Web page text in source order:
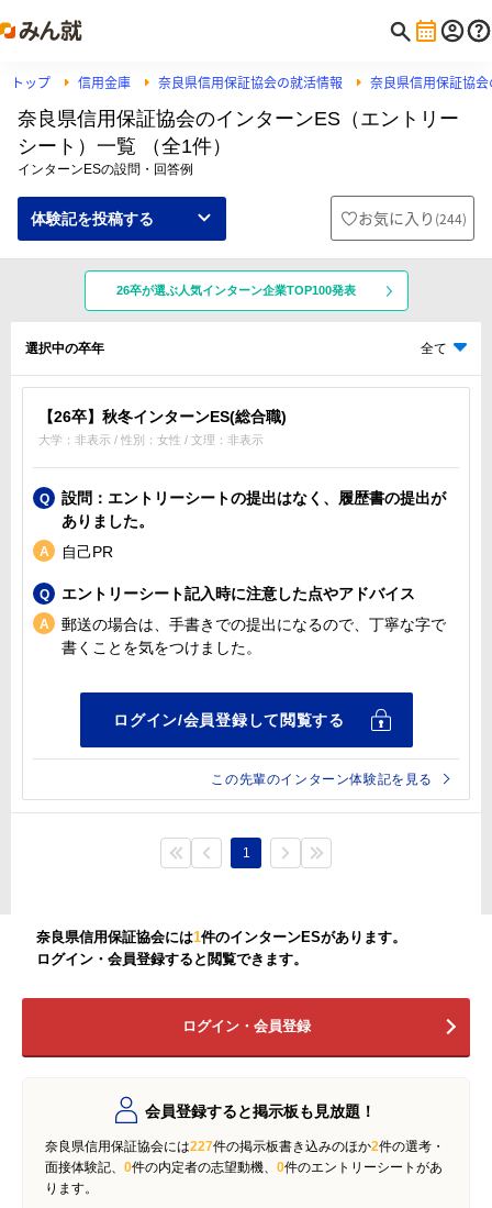
トップ 信用金庫 奈良県信用保証協会の就活情報 奈良県信用保証協
奈良県信用保証協会のインターンES（エントリー
シート）一覧 （全1件）
インターンESの設問・回答例
体験記を投稿する お気に入り (244)
26卒が選ぶ人気インターン企業TOP100発表
選択中の卒年 全て
【26卒】秋冬インターンES(総合職)
大学：非表示 / 性別：女性 / 文理：非表示
設問：エントリーシートの提出はなく、履歴書の提出が
ありました。
自己PR
エントリーシート記入時に注意した点やアドバイス
郵送の場合は、手書きでの提出になるので、丁寧な字で
書くことを気をつけました。
この先輩のインターン体験記を見る
1
奈良県信用保証協会には1件のインターンESがあります。
ログイン・会員登録すると閲覧できます。
ログイン・会員登録
会員登録すると掲示板も見放題！
奈良県信用保証協会には227件の掲示板書き込みのほか2件の選考・
面接体験記、 0件の内定者の志望動機、 0件のエントリーシートがあ
ります。